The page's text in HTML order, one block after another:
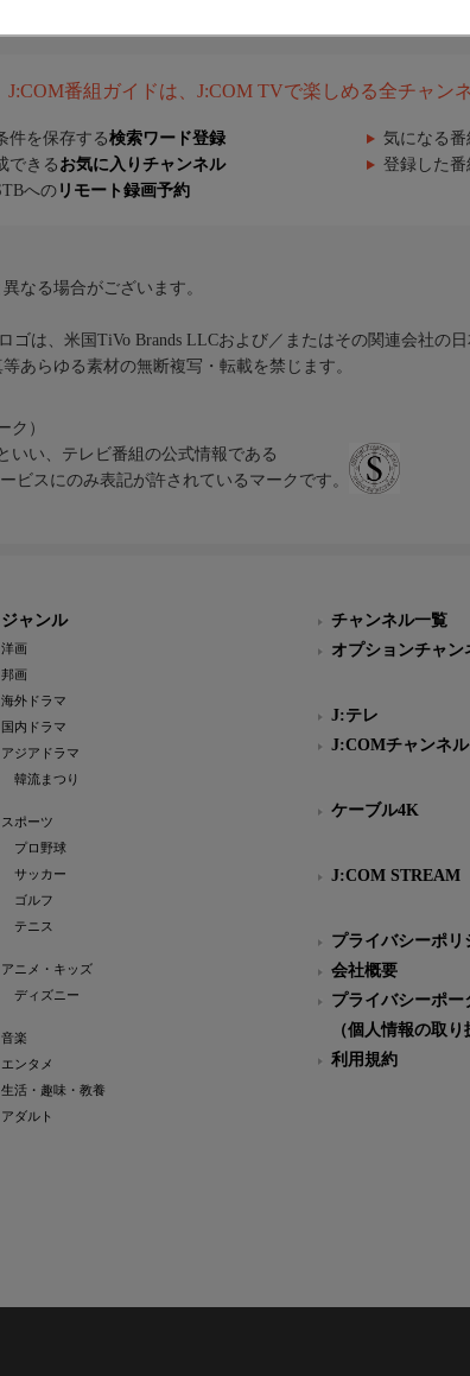
J:COM番組ガイドは、J:COM TVで楽しめる全チャン
件を保存する検索ワード登録 気になる番
できるお気に入りチャンネル 登録した
への リモート録画予約
なる場合がございます。
ゴは、米国TiVo Brands LLCおよび／またはその関連会社の
あらゆる素材の無断複写・転載を禁じます。
ク）
いい、テレビ番組の公式情報である
ビスにのみ表記が許されているマークです。
ジャンル
洋画
邦画
海外ドラマ
国内ドラマ
アジアドラマ
韓流まつり
スポーツ
プロ野球
サッカー
ゴルフ
テニス
アニメ・キッズ
ディズニー
音楽
エンタメ
生活・趣味・教養
アダルト
チャンネル一覧
オプションチャン
J:テレ
J:COMチャンネル
ケーブル4K
J:COM STREAM
プライバシーポリ
会社概要
プライバシーポー
（個人情報の取り
利用規約